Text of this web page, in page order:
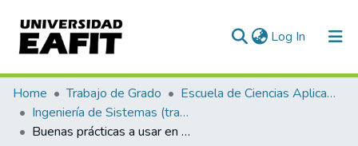
Log In (current)
Communities & Collections
All of DSpace
Home Trabajo de Grado
Escuela de Ciencias Aplicadas e Ingeniería
Ingeniería de Sistemas (trabajo de grado)
Buenas prácticas a usar en las implantaciones SAP R/3 y SAP Netweaver en las personalizaciones con lenguaje ABAP